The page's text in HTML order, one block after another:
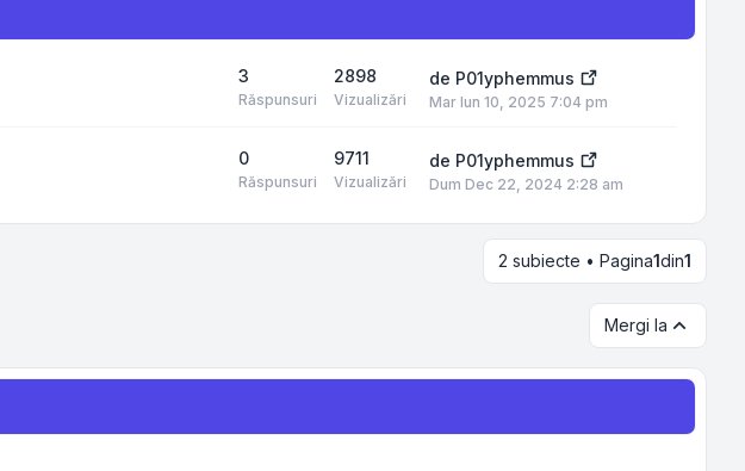
3
Răspunsuri
2898
Vizualizări
de P01yphemmus
Mar Iun 10, 2025 7:04 pm
0
Răspunsuri
9711
Vizualizări
de P01yphemmus
Dum Dec 22, 2024 2:28 am
2 subiecte • Pagina1din1
Mergi la